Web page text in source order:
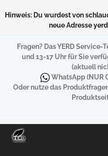
Hinweis: Du wurdest von
neue Adresse
Fragen? Das YERD
und 13-17 Uhr für Sie
(aktuell
WhatsApp(NUR
Oder nutze das